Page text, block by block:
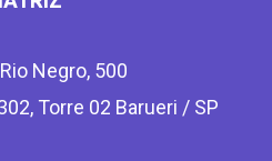
Negro, 500
Torre 02 Barueri / SP